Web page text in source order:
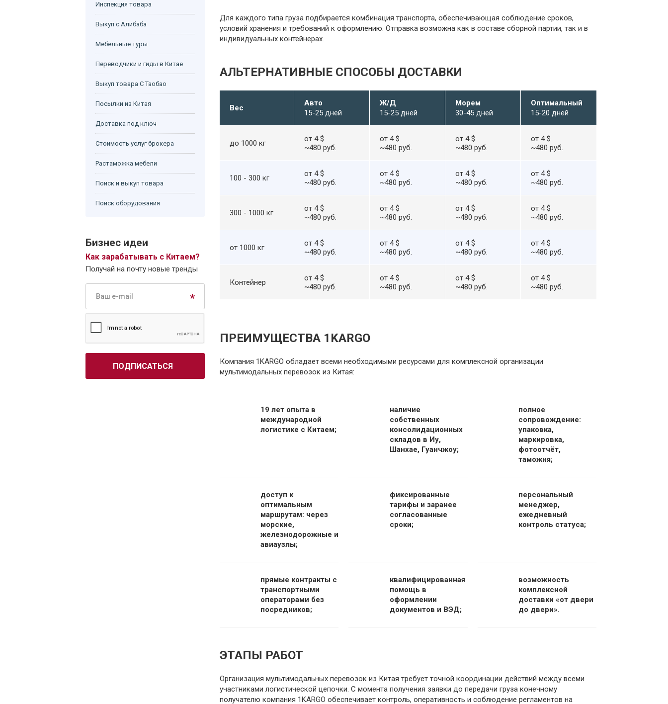
Инспекция товара
Выкуп с Алибаба
Мебельные туры
Переводчики и гиды в Китае
Выкуп товара С Таобао
Посылки из Китая
Доставка под ключ
Стоимость услуг брокера
Растаможка мебели
Поиск и выкуп товара
Поиск оборудования
Бизнес идеи
Как зарабатывать с Китаем?
Получай на почту новые тренды
ПОДПИСАТЬСЯ
Для каждого типа груза подбирается комбинация транспорта, обеспечивающая соблюдение сроков,
условий хранения и требований к оформлению. Отправка возможна как в составе сборной партии, так и в
индивидуальных контейнерах.
АЛЬТЕРНАТИВНЫЕ СПОСОБЫ ДОСТАВКИ
Вес
Авто
15-25 дней
Ж/Д
15-25 дней
Морем
30-45 дней
Оптимальный
15-20 дней
до 1000 кг
от 4 $
~480 руб.
от 4 $
~480 руб.
от 4 $
~480 руб.
от 4 $
~480 руб.
100 - 300 кг
от 4 $
~480 руб.
от 4 $
~480 руб.
от 4 $
~480 руб.
от 4 $
~480 руб.
300 - 1000 кг
от 4 $
~480 руб.
от 4 $
~480 руб.
от 4 $
~480 руб.
от 4 $
~480 руб.
от 1000 кг
от 4 $
~480 руб.
от 4 $
~480 руб.
от 4 $
~480 руб.
от 4 $
~480 руб.
Контейнер
от 4 $
~480 руб.
от 4 $
~480 руб.
от 4 $
~480 руб.
от 4 $
~480 руб.
ПРЕИМУЩЕСТВА 1KARGO
Компания 1KARGO обладает всеми необходимыми ресурсами для комплексной организации
мультимодальных перевозок из Китая:
19 лет опыта в
международной
логистике с Китаем;
наличие
собственных
консолидационных
складов в Иу,
Шанхае, Гуанчжоу;
полное
сопровождение:
упаковка,
маркировка,
фотоотчёт,
таможня;
доступ к
оптимальным
маршрутам: через
морские,
железнодорожные и
авиаузлы;
фиксированные
тарифы и заранее
согласованные
сроки;
персональный
менеджер,
ежедневный
контроль статуса;
прямые контракты с
транспортными
операторами без
посредников;
квалифицированная
помощь в
оформлении
документов и ВЭД;
возможность
комплексной
доставки «от двери
до двери».
ЭТАПЫ РАБОТ
Организация мультимодальных перевозок из Китая требует точной координации действий между всеми
участниками логистической цепочки. С момента получения заявки до передачи груза конечному
получателю компания 1KARGO обеспечивает контроль, оперативность и соблюдение регламентов на